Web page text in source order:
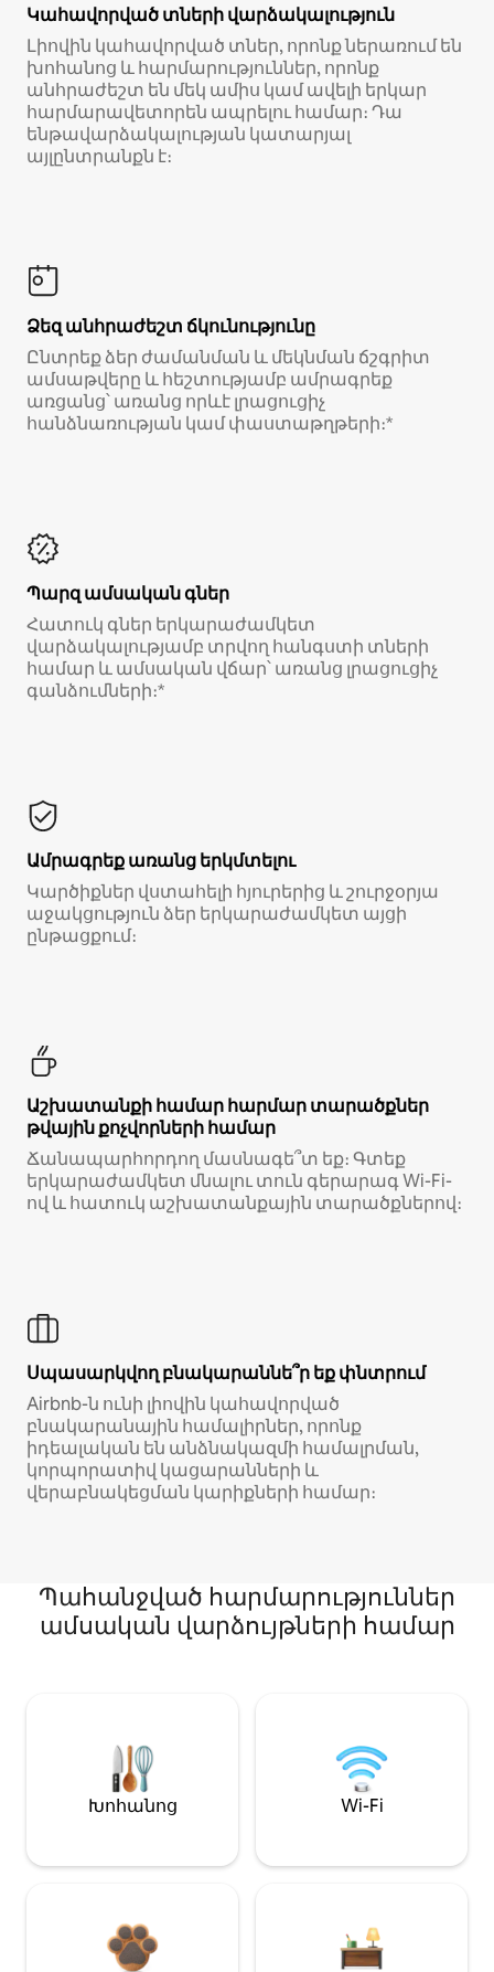
Կահավորված տների վարձակալություն
Լիովին կահավորված տներ, որոնք ներառում են
խոհանոց և հարմարություններ, որոնք
անհրաժեշտ են մեկ ամիս կամ ավելի երկար
հարմարավետորեն ապրելու համար։ Դա
ենթավարձակալության կատարյալ
այլընտրանքն է։
Ձեզ անհրաժեշտ ճկունությունը
Ընտրեք ձեր ժամանման և մեկնման ճշգրիտ
ամսաթվերը և հեշտությամբ ամրագրեք
առցանց՝ առանց որևէ լրացուցիչ
հանձնառության կամ փաստաթղթերի։*
Պարզ ամսական գներ
Հատուկ գներ երկարաժամկետ
վարձակալությամբ տրվող հանգստի տների
համար և ամսական վճար՝ առանց լրացուցիչ
գանձումների։*
Ամրագրեք առանց երկմտելու
Կարծիքներ վստահելի հյուրերից և շուրջօրյա
աջակցություն ձեր երկարաժամկետ այցի
ընթացքում։
Աշխատանքի համար հարմար տարածքներ
թվային քոչվորների համար
Ճանապարհորդող մասնագե՞տ եք։ Գտեք
երկարաժամկետ մնալու տուն գերարագ Wi-Fi-
ով և հատուկ աշխատանքային տարածքներով։
Սպասարկվող բնակարաննե՞ր եք փնտրում
Airbnb-ն ունի լիովին կահավորված
բնակարանային համալիրներ, որոնք
իդեալական են անձնակազմի համալրման,
կորպորատիվ կացարանների և
վերաբնակեցման կարիքների համար։
Պահանջված հարմարություններ
ամսական վարձույթների համար
Խոհանոց Wi-Fi